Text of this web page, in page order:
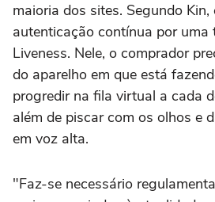
maioria dos sites. Segundo
autenticação contínua por uma
Liveness. Nele, o comprador
do aparelho em que está
progredir na fila virtual a cada
além de piscar com os olhos e
em voz alta.
"Faz-se necessário